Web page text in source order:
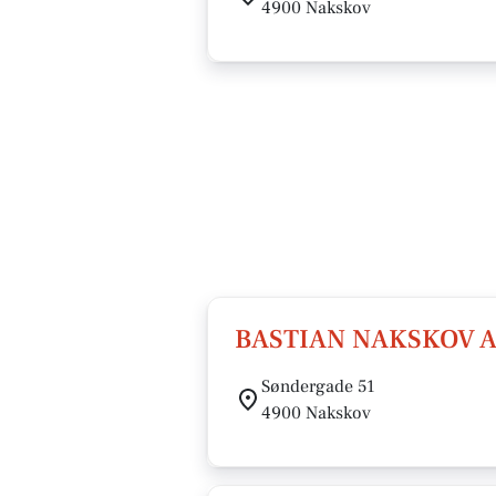
4900 Nakskov
BASTIAN NAKSKOV
Søndergade 51
4900 Nakskov